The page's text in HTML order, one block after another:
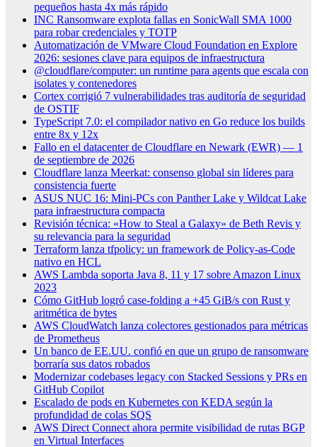
pequeños hasta 4x más rápido
INC Ransomware explota fallas en SonicWall SMA 1000
para robar credenciales y TOTP
Automatización de VMware Cloud Foundation en Explore
2026: sesiones clave para equipos de infraestructura
@cloudflare/computer: un runtime para agents que escala con
isolates y contenedores
Cortex corrigió 7 vulnerabilidades tras auditoría de seguridad
de OSTIF
TypeScript 7.0: el compilador nativo en Go reduce los builds
entre 8x y 12x
Fallo en el datacenter de Cloudflare en Newark (EWR) — 1
de septiembre de 2026
Cloudflare lanza Meerkat: consenso global sin líderes para
consistencia fuerte
ASUS NUC 16: Mini-PCs con Panther Lake y Wildcat Lake
para infraestructura compacta
Revisión técnica: «How to Steal a Galaxy» de Beth Revis y
su relevancia para la seguridad
Terraform lanza tfpolicy: un framework de Policy-as-Code
nativo en HCL
AWS Lambda soporta Java 8, 11 y 17 sobre Amazon Linux
2023
Cómo GitHub logró case-folding a +45 GiB/s con Rust y
aritmética de bytes
AWS CloudWatch lanza colectores gestionados para métricas
de Prometheus
Un banco de EE.UU. confió en que un grupo de ransomware
borraría sus datos robados
Modernizar codebases legacy con Stacked Sessions y PRs en
GitHub Copilot
Escalado de pods en Kubernetes con KEDA según la
profundidad de colas SQS
AWS Direct Connect ahora permite visibilidad de rutas BGP
en Virtual Interfaces